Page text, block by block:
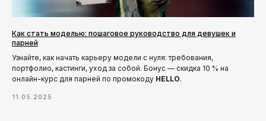
Как стать моделью: пошаговое руководство для девушек и
парней
Узнайте, как начать карьеру модели с нуля: требования,
портфолио, кастинги, уход за собой. Бонус — скидка 10 % на
онлайн-курс для парней по промокоду HELLO.
11.05.2025